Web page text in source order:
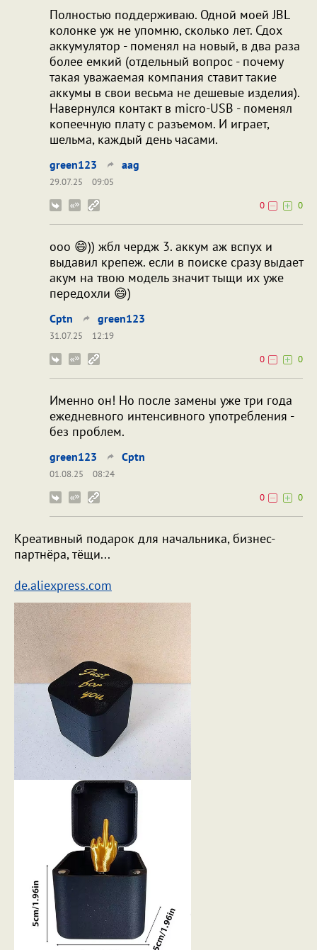
Полностью поддерживаю. Одной моей JBL
колонке уж не упомню, сколько лет. Сдох
аккумулятор - поменял на новый, в два раза
более емкий (отдельный вопрос - почему
такая уважаемая компания ставит такие
аккумы в свои весьма не дешевые изделия).
Навернулся контакт в micro-USB - поменял
копеечную плату с разъемом. И играет,
шельма, каждый день часами.
green123 aag
29.07.25
09:05
0
0
ооо 😄)) жбл чердж 3. аккум аж вспух и
выдавил крепеж. если в поиске сразу выдает
акум на твою модель значит тыщи их уже
передохли 😄)
Cptn green123
31.07.25
12:19
0
0
Именно он! Но после замены уже три года
ежедневного интенсивного употребления -
без проблем.
green123 Cptn
01.08.25
08:24
0
0
Креативный подарок для начальника, бизнес-
партнёра, тёщи...
de.aliexpress.com